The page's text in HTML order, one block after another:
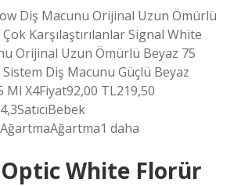
Diş Macunu Orijinal Uzun Ömürlü
Karşılaştırılanlar Signal White
Orijinal Uzun Ömürlü Beyaz 75
Diş Macunu Güçlü Beyaz
Ml X4Fiyat92,00 TL219,50
daha
White Florür